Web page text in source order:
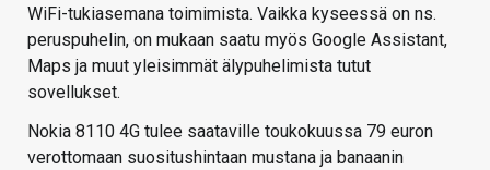
WiFi-tukiasemana toimimista. Vaikka kyseessä on ns.
peruspuhelin, on mukaan saatu myös Google Assistant,
Maps ja muut yleisimmät älypuhelimista tutut
sovellukset.
Nokia 8110 4G tulee saataville toukokuussa 79 euron
verottomaan suositushintaan mustana ja banaanin